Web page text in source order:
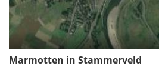
Marmotten in Stammerveld